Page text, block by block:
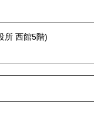
所 西館5階)